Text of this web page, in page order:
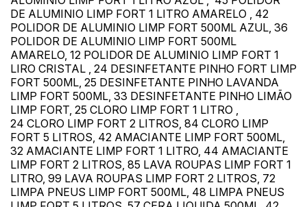
DE ALUMINIO LIMP FORT 1 LITRO AMARELO , 42
POLIDOR DE ALUMINIO LIMP FORT 500ML AZUL, 36
POLIDOR DE ALUMINIO LIMP FORT 500ML
AMARELO, 12 POLIDOR DE ALUMINIO LIMP FORT 1
LIRO CRISTAL , 24 DESINFETANTE PINHO FORT LIMP
FORT 500ML, 25 DESINFETANTE PINHO LAVANDA
LIMP FORT 500ML, 33 DESINFETANTE PINHO LIMÃO
LIMP FORT, 25 CLORO LIMP FORT 1 LITRO ,
24 CLORO LIMP FORT 2 LITROS, 84 CLORO LIMP
FORT 5 LITROS, 42 AMACIANTE LIMP FORT 500ML,
32 AMACIANTE LIMP FORT 1 LITRO, 44 AMACIANTE
LIMP FORT 2 LITROS, 85 LAVA ROUPAS LIMP FORT 1
LITRO, 99 LAVA ROUPAS LIMP FORT 2 LITROS, 72
LIMPA PNEUS LIMP FORT 500ML, 48 LIMPA PNEUS